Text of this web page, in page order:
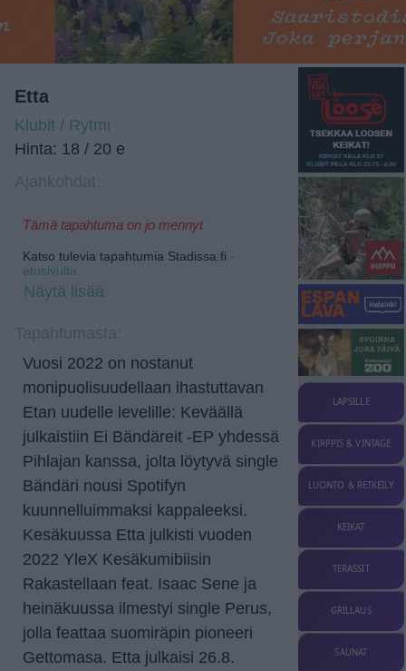
Etta
Klubit / Rytmi
Hinta: 18 / 20 e
Tämä tapahtuma on jo mennyt
Katso tulevia tapahtumia Stadissa.fi -
etusivulta.
Näytä lisää
Vuosi 2022 on nostanut
monipuolisuudellaan ihastuttavan
Etan uudelle levelille: Keväällä
julkaistiin Ei Bändäreit -EP yhdessä
Pihlajan kanssa, jolta löytyvä single
Bändäri nousi Spotifyn
kuunnelluimmaksi kappaleeksi.
Kesäkuussa Etta julkisti vuoden
2022 YleX Kesäkumibiisin
Rakastellaan feat. Isaac Sene ja
heinäkuussa ilmestyi single Perus,
jolla feattaa suomiräpin pioneeri
Gettomasa. Etta julkaisi 26.8.
LAPSILLE
KIRPPIS & VINTAGE
LUONTO & RETKEILY
KEIKAT
TERASSIT
GRILLAUS
SAUNAT